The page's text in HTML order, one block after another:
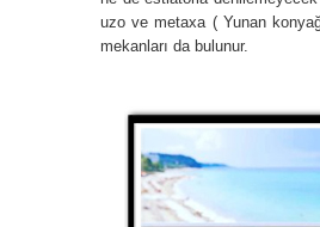
uzo ve metaxa ( Yunan
mekanları da bulunur.